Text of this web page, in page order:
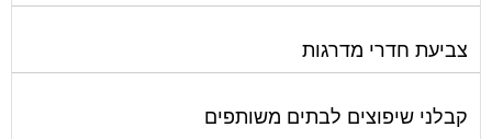
צביעת חדרי מדרגות
קבלני שיפוצים לבתים משותפים